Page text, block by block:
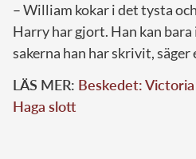
– William kokar i det tysta
Harry har gjort. Han kan
sakerna han har skrivit, säger
LÄS MER: Beskedet:
Haga slott